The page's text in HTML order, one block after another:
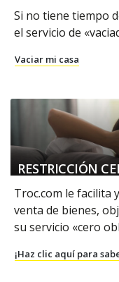
Si no tiene tiempo
el servicio de
Vaciar mi casa
RESTRICCIÓN
Troc.com le facilita
venta de bienes,
su servicio «cero
¡Haz clic aquí para